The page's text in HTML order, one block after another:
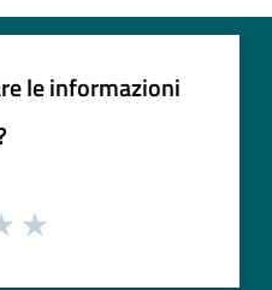
le informazioni